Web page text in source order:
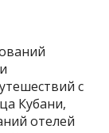
с
Кубани,
отелей